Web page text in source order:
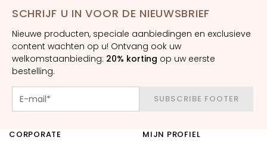
l
i
p
c
o
n
t
o
r
SCHRIJF U IN VOOR DE NIEUWSBRIEF
Nieuwe producten, speciale aanbiedingen en exclusieve
content wachten op u! Ontvang ook uw
welkomstaanbieding: 20% korting op uw eerste
bestelling.
SUBSCRIBE FOOTER
CORPORATE MIJN PROFIEL